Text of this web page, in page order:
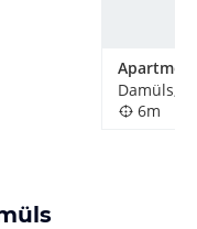
Damüls,
6m